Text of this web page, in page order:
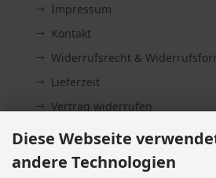
Impressum
Kontakt
Widerrufsrecht &
Lieferzeit
Vertrag widerrufen
Cookie Einstellungen
Diese Webseite
andere Technologien